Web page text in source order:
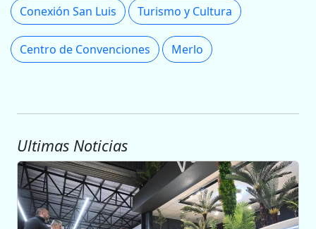
Conexión San Luis Turismo y Cultura
Centro de Convenciones Merlo
Ultimas Noticias